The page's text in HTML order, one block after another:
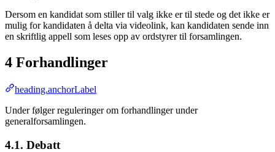
Dersom en kandidat som stiller til valg ikke er til stede og det ikke er
mulig for kandidaten å delta via videolink, kan kandidaten sende inn
en skriftlig appell som leses opp av ordstyrer til forsamlingen.
4 Forhandlinger
heading.anchorLabel
Under følger reguleringer om forhandlinger under
generalforsamlingen.
4.1. Debatt